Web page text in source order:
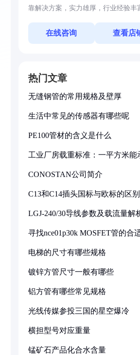
靠解决方案，实力雄厚，行业经验丰
在线咨询 查看店
热门文章
无缝钢管的常用规格及壁厚
生活中常见的传感器有哪些呢
PE100管材的含义是什么
工业厂房载重标准：一平方米能
CONOSTAN公司简介
C13和C14插头国标与欧标的区
LGJ-240/30导线参数及载流量解
寻找nce01p30k MOSFET管的合
电梯的尺寸有哪些规格
镀锌方管尺寸一般有哪些
铝方管有哪些常见规格
光线传媒参投三国的星空爆冷
横担型号对应重量
锰矿石产品化合水含量